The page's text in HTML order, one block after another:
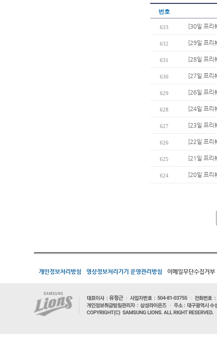
번호
633 [30일 프리
632 [29일 프리
631 [28일 프리
630 [27일 프리
629 [26일 프리
628 [24일 프리
627 [23일 프리
626 [22일 프리
625 [21일 프리
624 [20일 프리
개인정보처리방침 영상정보처리기기 운영관리방침 이메일무단수집거부